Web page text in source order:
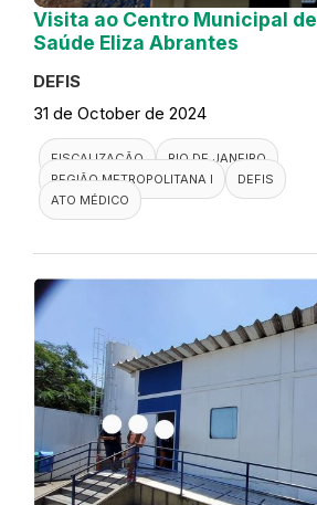
Visita ao Centro Municipal de
Saúde Eliza Abrantes
DEFIS
31 de October de 2024
FISCALIZAÇÃO
RIO DE JANEIRO
REGIÃO METROPOLITANA I
DEFIS
ATO MÉDICO